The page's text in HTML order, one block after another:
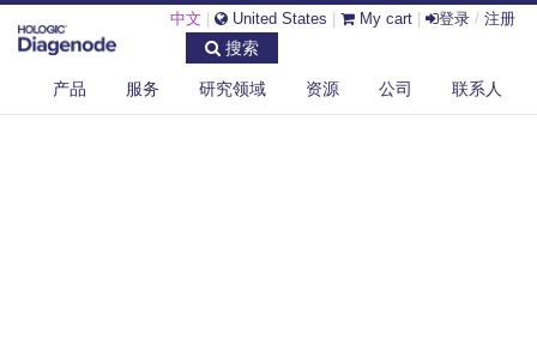
中文 United States My cart 登录 / 注册
搜索
产品 服务 研究领域 资源 公司 联系人